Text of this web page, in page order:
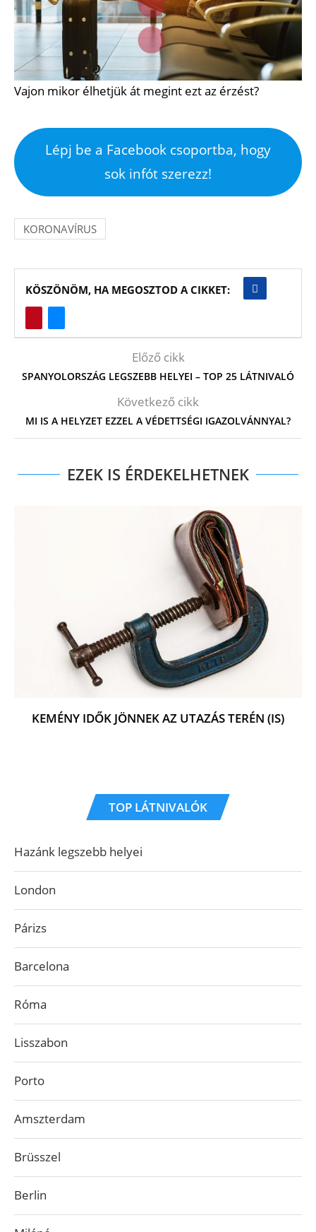
Vajon mikor élhetjük át megint ezt az érzést?
Lépj be a Facebook csoportba, hogy
sok infót szerezz!
KORONAVÍRUS
KÖSZÖNÖM, HA MEGOSZTOD A CIKKET:
Előző cikk
SPANYOLORSZÁG LEGSZEBB HELYEI – TOP 25 LÁTNIVALÓ
Következő cikk
MI IS A HELYZET EZZEL A VÉDETTSÉGI IGAZOLVÁNNYAL?
EZEK IS ÉRDEKELHETNEK
KEMÉNY IDŐK JÖNNEK AZ UTAZÁS TERÉN (IS)
TOP LÁTNIVALÓK
Hazánk legszebb helyei
London
Párizs
Barcelona
Róma
Lisszabon
Porto
Amszterdam
Brüsszel
Berlin